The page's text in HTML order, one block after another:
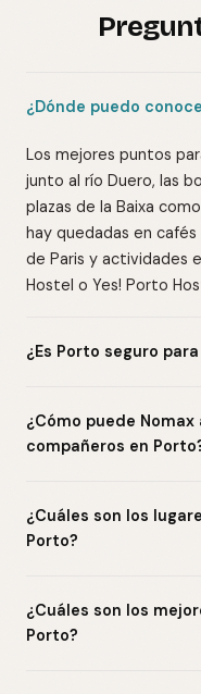
¿Dónde puedo
Los mejores puntos
junto al río Duero, las
plazas de la Baixa
hay quedadas en
de Paris y actividades
Hostel o Yes! Porto
¿Es Porto seguro
¿Cómo puede
compañeros en
¿Cuáles son los
Porto?
¿Cuáles son los
Porto?